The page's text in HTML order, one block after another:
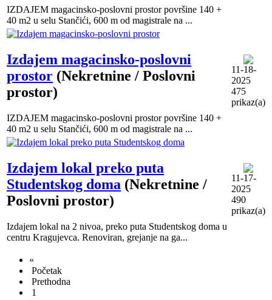
IZDAJEM magacinsko-poslovni prostor površine 140 +
40 m2 u selu Stančići, 600 m od magistrale na ...
Izdajem magacinsko-poslovni
prostor (Nekretnine / Poslovni
prostor)
IZDAJEM magacinsko-poslovni prostor površine 140 +
40 m2 u selu Stančići, 600 m od magistrale na ...
11-18-
2025
475
prikaz(a)
Izdajem lokal preko puta
Studentskog doma (Nekretnine /
Poslovni prostor)
Izdajem lokal na 2 nivoa, preko puta Studentskog doma u
centru Kragujevca. Renoviran, grejanje na ga...
11-17-
2025
490
prikaz(a)
«
Početak
Prethodna
1